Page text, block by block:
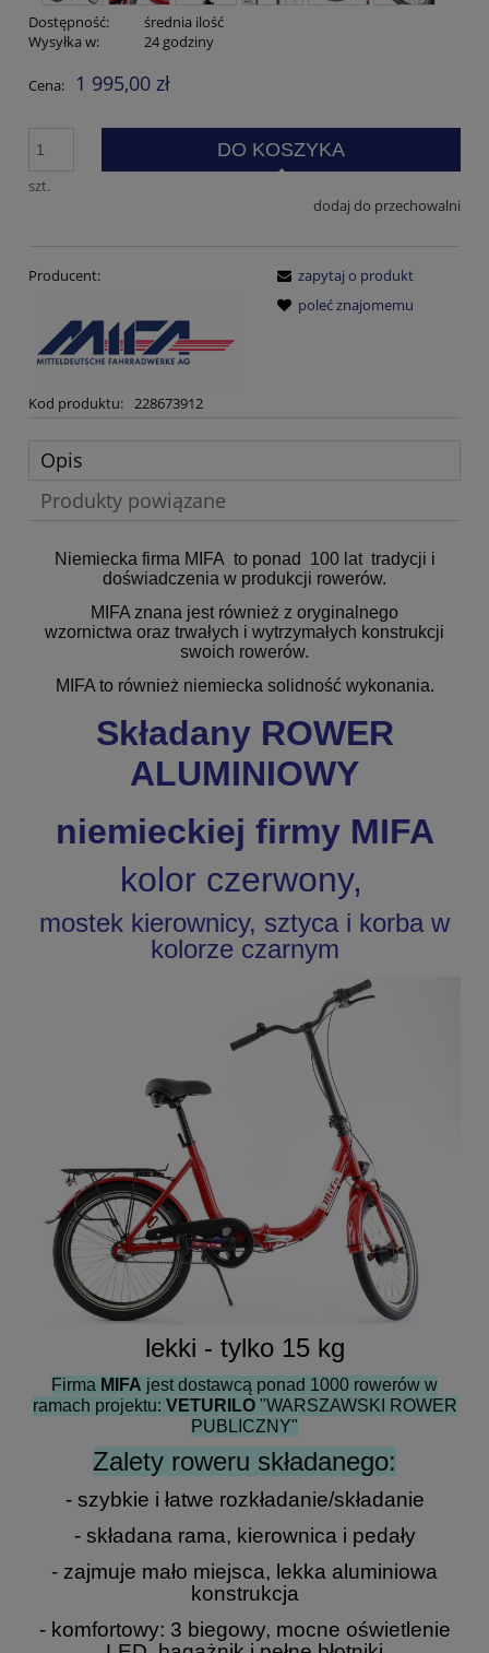
Dostępność:
średnia ilość
Wysyłka w:
24 godziny
Cena: 1 995,00 zł
szt.
DO KOSZYKA
dodaj do przechowalni
Producent:
Kod produktu: 228673912
zapytaj o produkt
poleć znajomemu
Opis
Produkty powiązane
Niemiecka firma MIFA to ponad 100 lat tradycji i
doświadczenia w produkcji rowerów.
MIFA znana jest również z oryginalnego
wzornictwa oraz trwałych i wytrzymałych konstrukcji
swoich rowerów.
MIFA to również niemiecka solidność wykonania.
Składany ROWER
ALUMINIOWY
niemieckiej firmy MIFA
kolor czerwony,
mostek kierownicy, sztyca i korba w
kolorze czarnym
lekki - tylko 15 kg
Firma MIFA jest dostawcą ponad 1000 rowerów w
ramach projektu: VETURILO "WARSZAWSKI ROWER
PUBLICZNY"
Zalety roweru składanego:
- szybkie i łatwe rozkładanie/składanie
- składana rama, kierownica i pedały
- zajmuje mało miejsca, lekka aluminiowa
konstrukcja
- komfortowy: 3 biegowy, mocne oświetlenie